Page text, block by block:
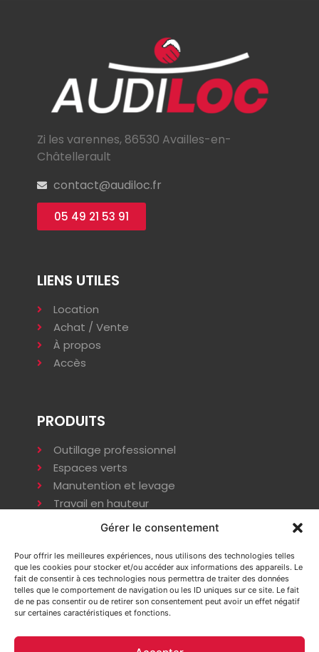
Gérer le consentement
Pour offrir les meilleures expériences, nous utilisons des technologies telles
que les cookies pour stocker et/ou accéder aux informations des appareils. Le
fait de consentir à ces technologies nous permettra de traiter des données
telles que le comportement de navigation ou les ID uniques sur ce site. Le fait
de ne pas consentir ou de retirer son consentement peut avoir un effet négatif
sur certaines caractéristiques et fonctions.
Zi les varennes, 86530 Availles-en-
Châtellerault
contact@audiloc.fr
05 49 21 53 91
LIENS UTILES
Location
Achat / Vente
À propos
Accès
PRODUITS
Outillage professionnel
Espaces verts
Manutention et levage
Travail en hauteur
Terrassement
Énergie
Installation provisoire
INFORMATIONS